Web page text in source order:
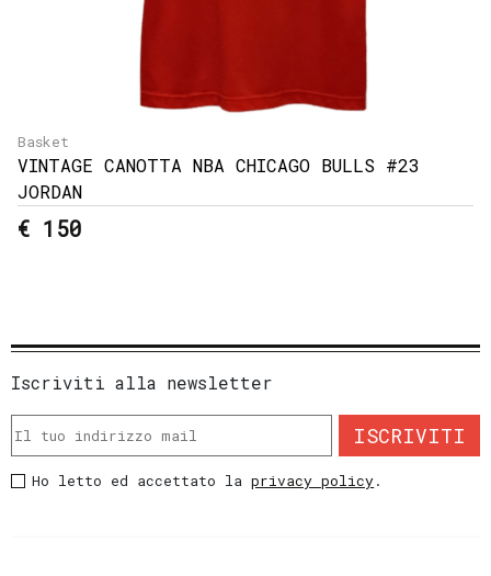
Basket
VINTAGE CANOTTA NBA CHICAGO BULLS #23
JORDAN
€ 150
Iscriviti alla newsletter
ISCRIVITI
Ho letto ed accettato laprivacy policy.